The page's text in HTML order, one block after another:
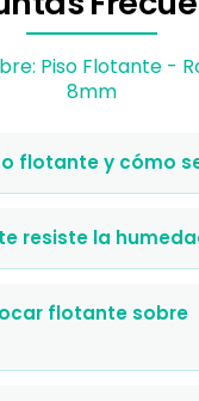
Piso Flotante -
8mm
flotante y cómo
resiste la
flotante sobre